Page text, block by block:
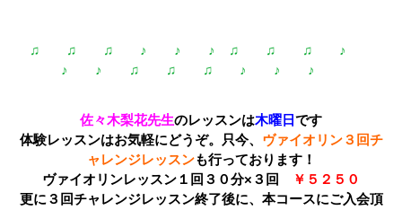
♫ ♫ ♫ ♪ ♪ ♪ ♫ ♫ ♫ ♪
♪ ♪ ♫ ♫ ♫ ♪ ♪ ♪
佐々木梨花先生のレッスンは木曜日です
体験レッスンはお気軽にどうぞ。只今、 ヴァイオリン３回チ
ャレンジレッスンも行っております！
ヴァイオリンレッスン１回３０分×３回
￥５２５０
更に３回チャレンジレッスン終了後に、本コースにご入会頂